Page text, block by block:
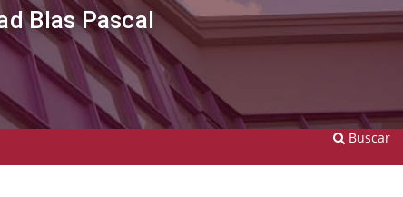
Blas Pascal
Buscar